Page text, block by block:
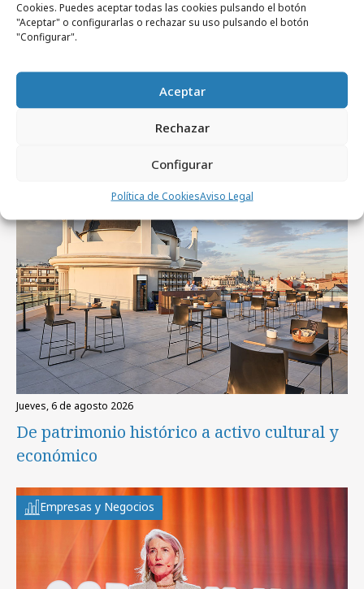
Cookies. Puedes aceptar todas las cookies pulsando el botón
"Aceptar" o configurarlas o rechazar su uso pulsando el botón
"Configurar".
Aceptar
Rechazar
Configurar
Política de CookiesAviso Legal
conversión
Artículos recientes
Empresas y Negocios
jueves, 6 de agosto 2026
De patrimonio histórico a activo cultural y
económico
Empresas y Negocios